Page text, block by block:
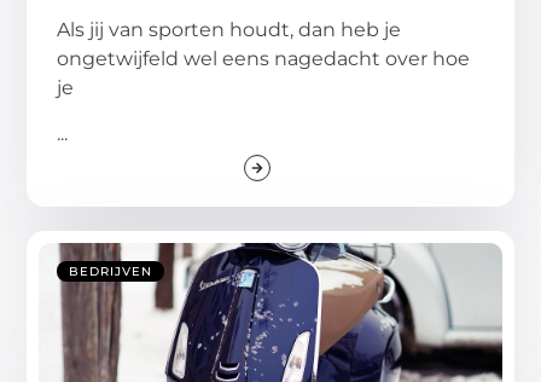
Als jij van sporten houdt, dan heb je
ongetwijfeld wel eens nagedacht over hoe
je
...
BEDRIJVEN